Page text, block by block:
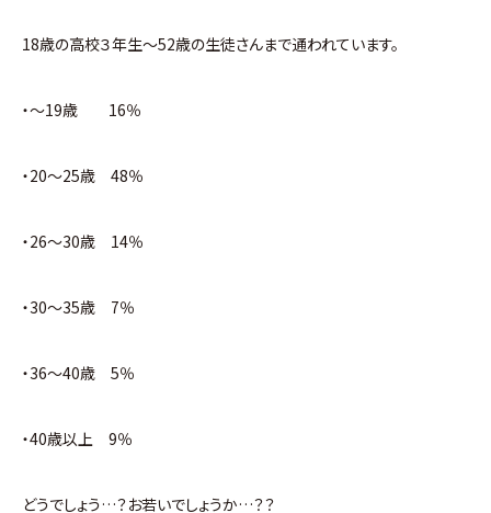
18歳の高校３年生～52歳の生徒さんまで通われています。
・～19歳 16％
・20～25歳 48％
・26～30歳 14％
・30～35歳 7％
・36～40歳 5％
・40歳以上 9％
どうでしょう…？お若いでしょうか…？？